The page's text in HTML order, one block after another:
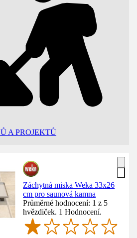
A PROJEKTŮ
Záchytná miska Weka 33x26
cm pro saunová kamna
Průměrné hodnocení: 1 z 5
hvězdiček. 1 Hodnocení.